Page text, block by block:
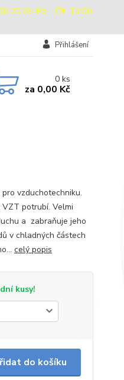
Po - Čt: 13:00 -
Přihlášení
0ks
za 0,00 Kč
vzduchotechniku.
potrubí. Velmi
a zabraňuje jeho
v chladných částech
celý popis
kusy!
do košíku